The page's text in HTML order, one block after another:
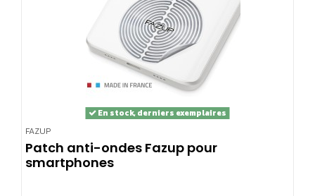
FAZUP
En stock, derniers exemplaires
Patch anti-ondes Fazup pour
smartphones